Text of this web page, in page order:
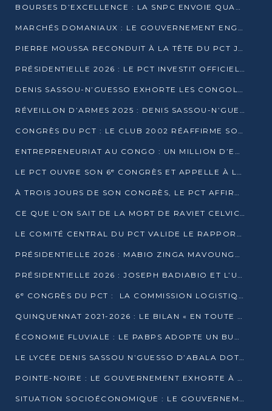
BOURSES D’EXCELLENCE : LA SNPC ENVOIE QUATRE NOUVEAUX TALENTS CONGOLAIS SE FORMER À BAKOU
MARCHÉS DOMANIAUX : LE GOUVERNEMENT ENGAGE LA STRUCTURATION DES TAXES D’ASSAINISSEMENT
PIERRE MOUSSA RECONDUIT À LA TÊTE DU PCT JUSQU’EN 2031
PRÉSIDENTIELLE 2026 : LE PCT INVESTIT OFFICIELLEMENT DENIS SASSOU NGUESSO
DENIS SASSOU-N’GUESSO EXHORTE LES CONGOLAIS À L’UNITÉ ET AU FAIR-PLAY DÉMOCRATIQUE EN 2026
RÉVEILLON D’ARMES 2025 : DENIS SASSOU-N’GUESSO GARANTIT DES ÉLECTIONS 2026 PAISIBLES ET SÉCURISÉES
CONGRÈS DU PCT : LE CLUB 2002 RÉAFFIRME SON SOUTIEN À DENIS SASSOU-N’GUESSO POUR 2026
ENTREPRENEURIAT AU CONGO : UN MILLION D’EUROS POUR FINANCER LES STARTUPS DÈS 2026
LE PCT OUVRE SON 6ᵉ CONGRÈS ET APPELLE À LA CANDIDATURE DE DENIS SASSOU NGUESSO
À TROIS JOURS DE SON CONGRÈS, LE PCT AFFIRME AVOIR ATTEINT TOUS SES OBJECTIFS
CE QUE L’ON SAIT DE LA MORT DE RAVIET CELVIC N’TSIANTSIE
LE COMITÉ CENTRAL DU PCT VALIDE LE RAPPORT DU CONGRÈS ET SOUTIENT DENIS SASSOU N’GUESSO
PRÉSIDENTIELLE 2026 : MABIO ZINGA MAVOUNGOU DÉCLARE SA CANDIDATURE ET CHARGE LE BILAN DU PCT
PRÉSIDENTIELLE 2026 : JOSEPH BADIABIO ET L’UDH-YUKI JOUENT LA PRUDENCE
6ᵉ CONGRÈS DU PCT : LA COMMISSION LOGISTIQUE ASSURE LA DISTRIBUTION DES KITS
QUINQUENNAT 2021-2026 : LE BILAN « EN TOUTE TRANSPARENCE » PRÉSENTÉ À LA PRESSE
ÉCONOMIE FLUVIALE : LE PABPS ADOPTE UN BUDGET 2026 DE PLUS DE 2,7 MILLIARDS FCFA
LE LYCÉE DENIS SASSOU N’GUESSO D’ABALA DOTÉ D’UNE SALLE MULTIMÉDIA
POINTE-NOIRE : LE GOUVERNEMENT EXHORTE À UN USAGE RESPONSABLE DU NOUVEAU MATÉRIEL MUNICIPAL
SITUATION SOCIOÉCONOMIQUE : LE GOUVERNEMENT INTERPELLÉ DEVANT LE SÉNAT